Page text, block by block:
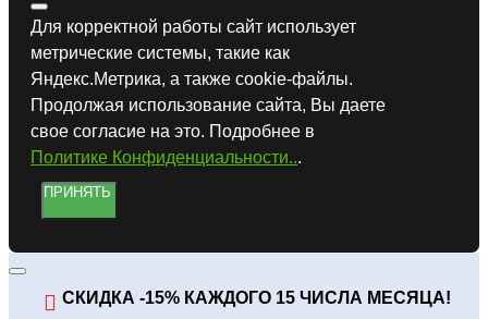
Для корректной работы сайт использует
метрические системы, такие как
Яндекс.Метрика, а также cookie-файлы.
Продолжая использование сайта, Вы даете
свое согласие на это. Подробнее в
Политике Конфиденциальности...
ПРИНЯТЬ
СКИДКА -15% КАЖДОГО 15 ЧИСЛА МЕСЯЦА!